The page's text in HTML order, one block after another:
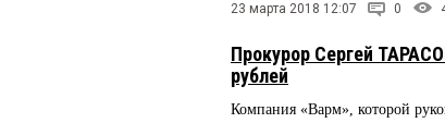
23 марта 2018 12:07 0
Прокурор Сергей
рублей
Компания «Варм», которой